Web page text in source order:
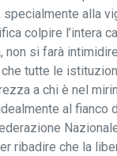
specialmente alla
colpire l’intera
si farà
tutte le
a chi è nel
al fianco
ribadire che la